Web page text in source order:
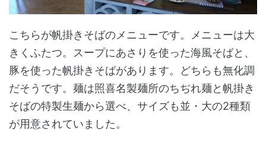
こちらが帆掛きそばのメニューです。メニューは大
きくふたつ。スープにあさりを使った海風そばと、
豚を使った帆掛きそばがあります。どちらも無化調
だそうです。麺は照喜名製麺所のちぢれ麺と帆掛き
そばの特製生麺から選べ、サイズも並・大の2種類
が用意されていました。